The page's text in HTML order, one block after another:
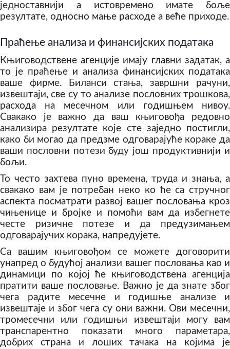
једноставнији а истовремено имате боље
резултате, односно мање расходе а веће приходе.
Праћење анализа и финансијских података
Књиговодствене агенције имају главни задатак, а
то је праћење и анализа финансијских података
ваше фирме. Биланси стања, завршни рачуни,
извештаји, све су то анализе пословних трошкова,
расхода на месечном или годишњем нивоу.
Свакако је важно да ваш књиговођа редовно
анализира резултате које сте заједно постигли,
како би могао да предзме одговарајуће кораке да
ваши пословни потези буду још продуктивнији и
бољи.
То често захтева пуно времена, труда и знања, а
свакако вам је потребан неко ко ће са стручног
аспекта посматрати развој вашег пословања кроз
чињенице и бројке и помоћи вам да избегнете
честе ризичне потезе и да предузимањем
одговарајучих корака, напредујете.
Са вашим књиговођом се можете договорити
унапред о будућој анализи вашег пословања као и
динамици по којој ће књиговодствена агенција
пратити ваше пословање. Важно је да знате због
чега радите месечне и годишње анализе и
извештаје и због чега су они важни. Ови месечни,
тромесечни или годишњи извештаји могу вам
транспарентно показати много параметара,
добрих страна и лоших тачака на којима је